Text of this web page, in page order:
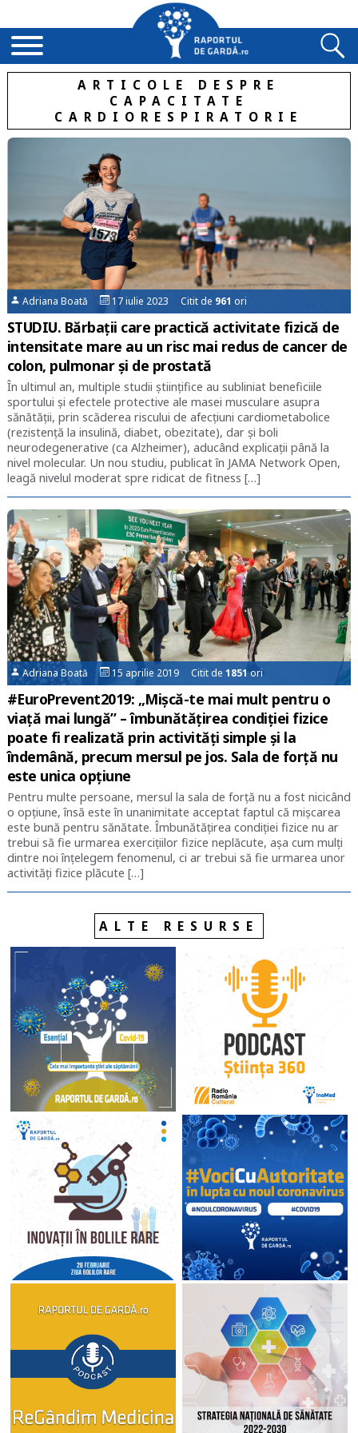
ARTICOLE DESPRE
CAPACITATE
CARDIORESPIRATORIE
Adriana Boată 17 iulie 2023 Citit de 961 ori
STUDIU. Bărbații care practică activitate fizică de
intensitate mare au un risc mai redus de cancer de
colon, pulmonar și de prostată
În ultimul an, multiple studii științifice au subliniat beneficiile
sportului și efectele protective ale masei musculare asupra
sănătății, prin scăderea riscului de afecțiuni cardiometabolice
(rezistență la insulină, diabet, obezitate), dar și boli
neurodegenerative (ca Alzheimer), aducând explicații până la
nivel molecular. Un nou studiu, publicat în JAMA Network Open,
leagă nivelul moderat spre ridicat de fitness […]
Adriana Boată 15 aprilie 2019 Citit de1851ori
#EuroPrevent2019: „Mișcă-te mai mult pentru o
viață mai lungă” – îmbunătățirea condiției fizice
poate fi realizată prin activități simple și la
îndemână, precum mersul pe jos. Sala de forță nu
este unica opțiune
Pentru multe persoane, mersul la sala de forță nu a fost nicicând
o opțiune, însă este în unanimitate acceptat faptul că mișcarea
este bună pentru sănătate. Îmbunătățirea condiției fizice nu ar
trebui să fie urmarea exercițiilor fizice neplăcute, așa cum mulți
dintre noi înțelegem fenomenul, ci ar trebui să fie urmarea unor
activități fizice plăcute […]
ALTE RESURSE